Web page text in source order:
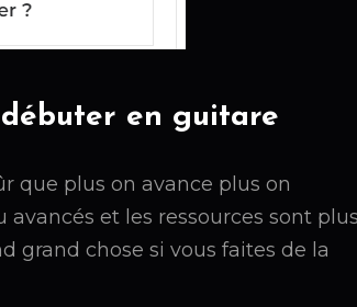
en guitare
que plus on avance plus on
et les ressources sont
grand chose si vous faites de la